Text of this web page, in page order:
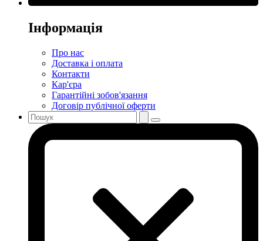
Інформація
Про нас
Доставка і оплата
Контакти
Кар'єра
Гарантійні зобов'язання
Договір публічної оферти